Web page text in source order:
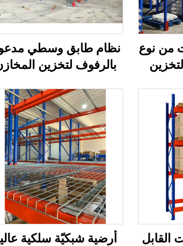
من نوع
نظام طابق وسطي
بالرفوف لتخزين
القابل
أرضية شبكيّة سلكية